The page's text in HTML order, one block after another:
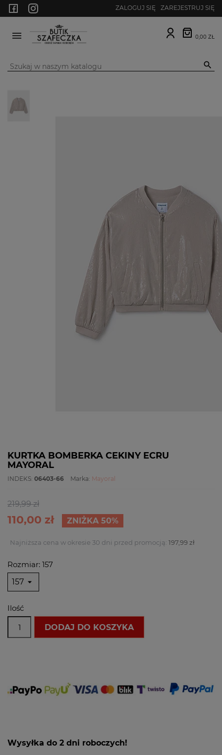
ZALOGUJ SIĘ ZAREJESTRUJ SIĘ

0,00 ZŁ
MENU
KURTKA BOMBERKA CEKINY ECRU
MAYORAL
INDEKS: 06403-66 Marka: Mayoral
219,99 zł
110,00 zł ZNIŻKA 50%
Najniższa cena w okresie 30 dni przed promocją: 197,99 zł
Rozmiar: 157
Ilość
DODAJ DO KOSZYKA
Wysyłka do 2 dni roboczych!